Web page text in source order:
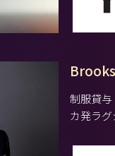
制服貸
カ発ラ